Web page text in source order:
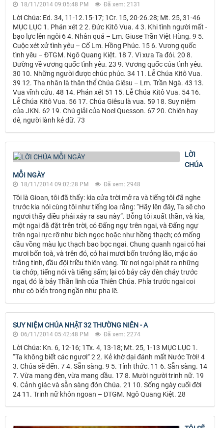
18/11/2014 09:05:48 PM Đã xem: 2131
Lời Chúa: Ed. 34, 11-12.15-17; 1Cr. 15, 20-26.28; Mt. 25, 31-46
MỤC LỤC 1. Phán xét 2 2. Đức Kitô Vua. 4 3. Khi tình người mất -
bạo lực lên ngôi 6 4. Nhân quả – Lm. Giuse Trần Việt Hùng. 9 5.
Cuộc xét xử tình yêu – Cố Lm. Hồng Phúc. 15 6. Vương quốc
tình yêu – ĐTGM. Ngô Quang Kiệt. 18 7. Vì xưa Ta đói. 20 8.
Đường về vương quốc tình yêu. 23 9. Vương quốc của tình yêu.
30 10. Những người được chúc phúc. 34 11. Lễ Chúa Kitô Vua.
39 12. Tha nhân là thân thể Chúa Giêsu – Lm. Trần Ngà. 43 13.
Vua vĩnh cửu. 48 14. Phán xét 51 15. Lễ Chúa Kitô Vua. 54 16.
Lễ Chúa Kitô Vua. 56 17. Chúa Giêsu là vua. 59 18. Suy niệm
của JKN. 62 19. Chú giải của Noel Quesson. 67 20. Chiên hay
dê, người lành kẻ dữ. 73
LỜI
CHÚA
MỖI NGÀY
18/11/2014 09:02:28 PM Đã xem: 2948
Tôi là Gioan, tôi đã thấy: kìa cửa trời mở ra và tiếng tôi đã nghe
trước kia nói cùng tôi như tiếng loa rằng: “Hãy lên đây, Ta sẽ cho
ngươi thấy điều phải xảy ra sau này”. Bỗng tôi xuất thần, và kìa,
một ngai đã đặt trên trời, có Đấng ngự trên ngai, và Đấng ngự
trên ngai rực rỡ như bích ngọc hoặc như hồng thạch; có mống
cầu vồng màu lục thạch bao bọc ngai. Chung quanh ngai có hai
mươi bốn toà, và trên đó, có hai mươi bốn trưởng lão, mặc áo
trắng tinh, đầu đội triều thiên vàng. Từ nơi ngai phát ra những
tia chớp, tiếng nói và tiếng sấm; lại có bảy cây đèn cháy trước
ngai, đó là bảy Thần linh của Thiên Chúa. Phía trước ngai coi
như có biển trong ngần như pha lê.
SUY NIỆM CHÚA NHẬT 32 THƯỜNG NIÊN - A
06/11/2014 05:42:48 PM Đã xem: 2274
Lời Chúa: Kn. 6, 12-16; 1Tx. 4, 13-18; Mt. 25, 1-13 MỤC LỤC 1.
“Ta không biết các ngươi” 2 2. Kẻ khờ dại đánh mất Nước Trời! 4
3. Chúa sẽ đến. 7 4. Sẵn sàng. 9 5. Tỉnh thức. 11 6. Sẵn sàng. 14
7. Vừa mang đèn, vừa mang dầu. 17 8. Mười người trinh nữ. 19
9. Cảnh giác và sẵn sàng đón Chúa. 21 10. Sống ngày cuối đời
24 11. Trinh nữ khôn ngoan – ĐTGM. Ngô Quang Kiệt. 28